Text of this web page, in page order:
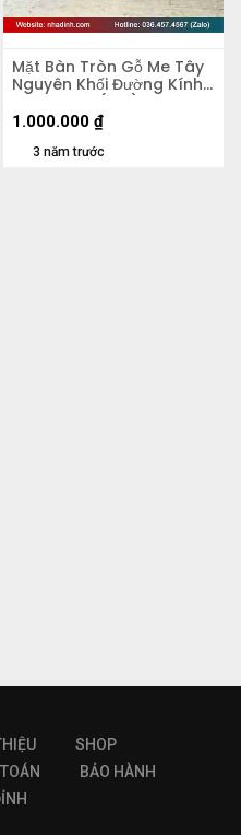
Mặt Bàn Tròn Gỗ Me Tây
Nguyên Khối Đường Kính
58 Dày 5,5 (cm)
3 năm trước
1.000.000 ₫
SHOP
BẢO HÀNH